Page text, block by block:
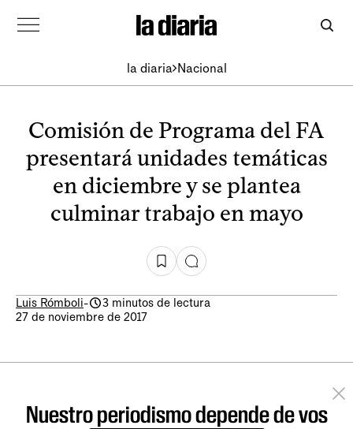
la diaria Nacional
Comisión de Programa del FA
presentará unidades temáticas
en diciembre y se plantea
culminar trabajo en mayo
Luis Rómboli-
3 minutos de lectura
27 de noviembre de 2017
Nuestro periodismo depende de vos